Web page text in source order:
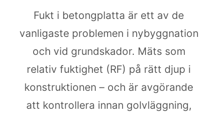
Fukt i betongplatta är ett av de
vanligaste problemen i nybyggnation
och vid grundskador. Mäts som
relativ fuktighet (RF) på rätt djup i
konstruktionen – och är avgörande
att kontrollera innan golvläggning,